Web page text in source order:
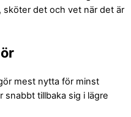
sköter det och vet när det är
mest nytta för minst
snabbt tillbaka sig i lägre